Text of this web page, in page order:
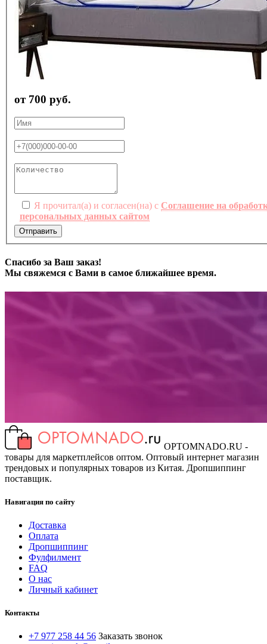
от 700 руб.
Я прочитал(а) и согласен(на) с Соглашение на
персональных данных сайтом
Отправить
Спасибо за Ваш заказ!
Мы свяжемся с Вами в самое ближайшее время.
OPTOMNADO.RU -
товары для маркетплейсов оптом. Оптовый интернет магазин
трендовых и популярных товаров из Китая. Дропшиппинг
поставщик.
Навигация по сайту
Доставка
Оплата
Дропшиппинг
Фулфилмент
FAQ
О нас
Личный кабинет
Контакты
+7 977 258 44 56 Заказать звонок